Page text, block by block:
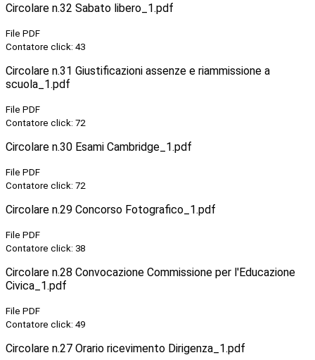
Circolare n.32 Sabato libero_1.pdf
File PDF
Contatore click: 43
Circolare n.31 Giustificazioni assenze e riammissione a
scuola_1.pdf
File PDF
Contatore click: 72
Circolare n.30 Esami Cambridge_1.pdf
File PDF
Contatore click: 72
Circolare n.29 Concorso Fotografico_1.pdf
File PDF
Contatore click: 38
Circolare n.28 Convocazione Commissione per l'Educazione
Civica_1.pdf
File PDF
Contatore click: 49
Circolare n.27 Orario ricevimento Dirigenza_1.pdf